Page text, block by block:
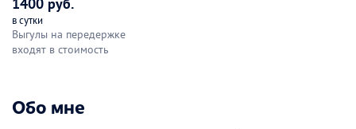
в сутки
Выгулы на передержке
входят в стоимость
Обо мне